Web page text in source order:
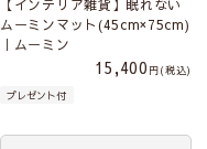
【インテリア雑貨】眠れない
ムーミンマット(45cm×75cm)
｜ムーミン
15,400
税込
プレゼント付